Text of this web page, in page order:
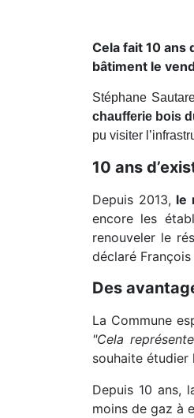
Cela fait 10 ans
bâtiment le
Stéphane
chaufferie bois
pu visiter
10 ans
Depuis 2013, le
encore les
renouveler le
déclaré François
Des
La Commune
"Cela
souhaite
Depuis 10 ans,
moins de gaz à